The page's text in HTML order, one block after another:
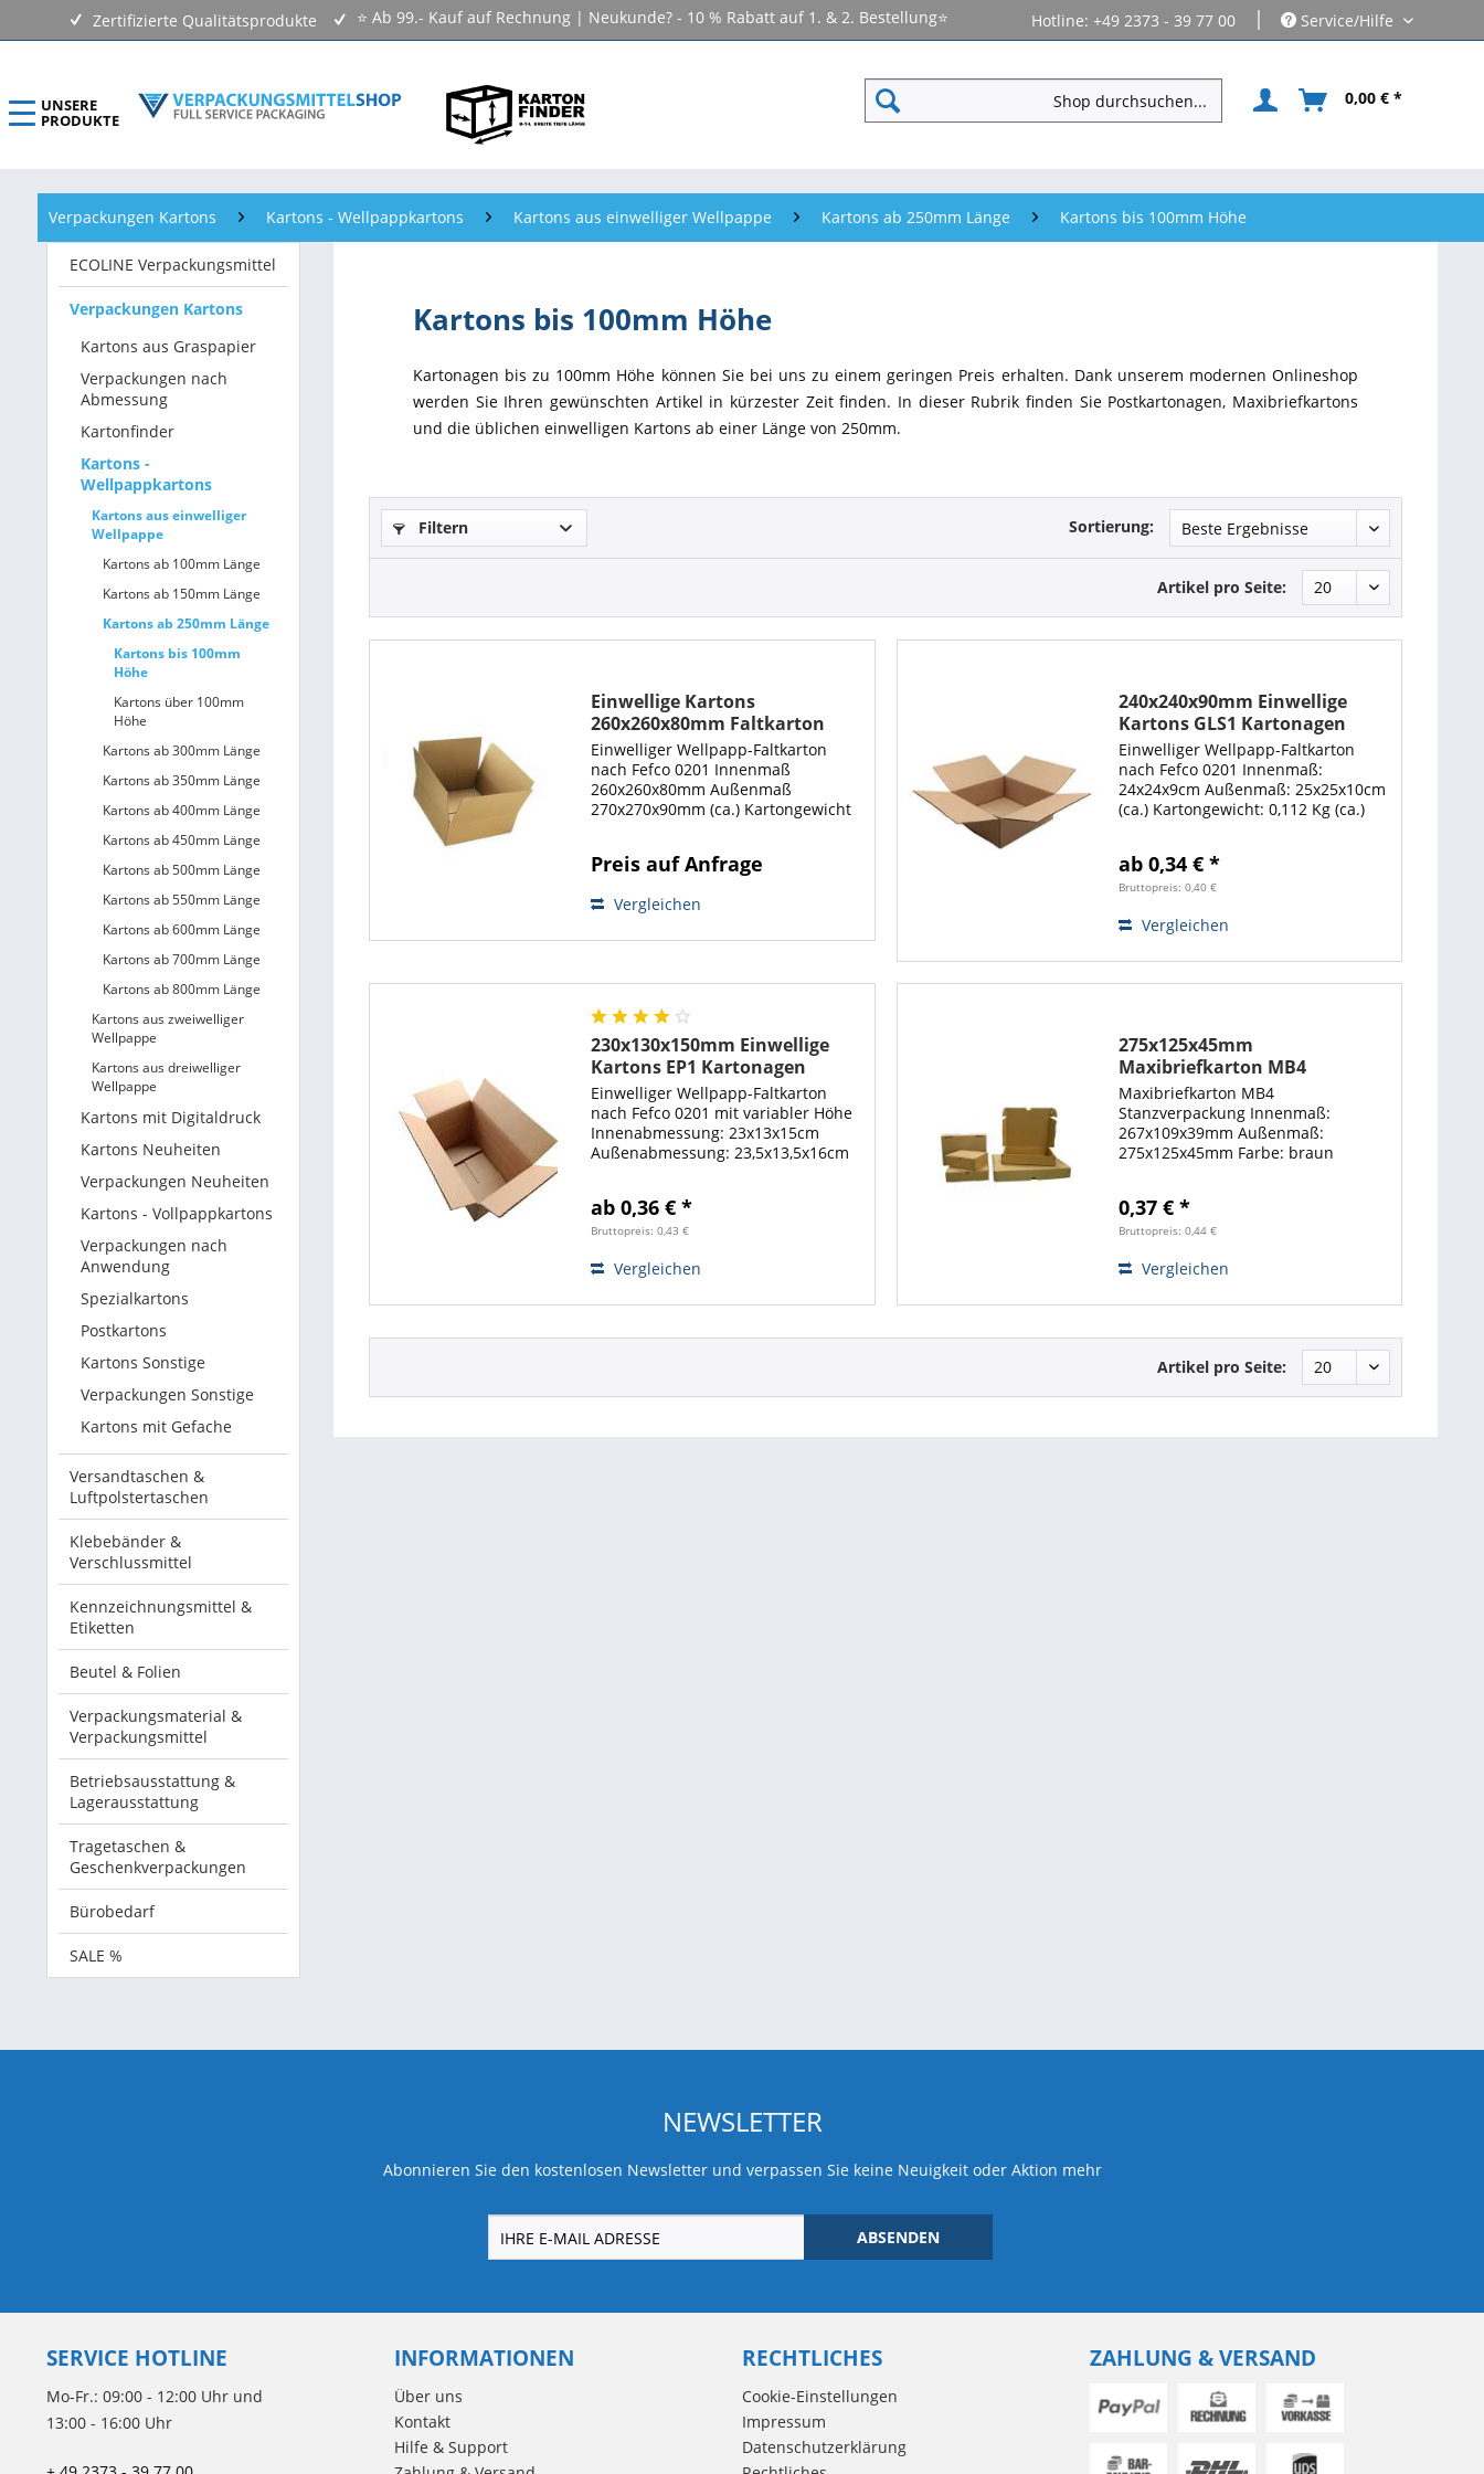
Zertifizierte Qualitätsprodukte ⭐ Ab 99.- Kauf auf Rechnung | Neukunde? - 10 % Rabatt auf 1. & 2. Bestellung⭐ Hotline: +49 2373 - 39 77 00 | Service/Hilfe
UNSERE
PRODUKTE
0,00 € *
ECOLINE Verpackungsmittel
Verpackungen Kartons
Versandtaschen & Luftpolstertaschen
Klebebänder & Verschlussmittel
Kennzeichnungsmittel & Etiketten
Beutel & Folien
Verpackungsmaterial & Verpackungsmittel
Betriebsausstattung & Lagerausstattung
Tragetaschen & Geschenkverpackungen
Verpackungen Kartons Kartons - Wellpappkartons Kartons aus einwelliger Wellpappe Kartons ab 250mm Länge Kartons bis 100mm Höhe
ECOLINE Verpackungsmittel
Verpackungen Kartons
Kartons aus Graspapier
Verpackungen nach
Abmessung
Kartonfinder
Kartons -
Wellpappkartons
Kartons aus einwelliger
Wellpappe
Kartons ab 100mm Länge
Kartons ab 150mm Länge
Kartons ab 250mm Länge
Kartons bis 100mm
Höhe
Kartons über 100mm
Höhe
Kartons ab 300mm Länge
Kartons ab 350mm Länge
Kartons ab 400mm Länge
Kartons ab 450mm Länge
Kartons ab 500mm Länge
Kartons ab 550mm Länge
Kartons ab 600mm Länge
Kartons ab 700mm Länge
Kartons ab 800mm Länge
Kartons aus zweiwelliger
Wellpappe
Kartons aus dreiwelliger
Wellpappe
Kartons mit Digitaldruck
Kartons Neuheiten
Verpackungen Neuheiten
Kartons - Vollpappkartons
Verpackungen nach
Anwendung
Spezialkartons
Postkartons
Kartons Sonstige
Verpackungen Sonstige
Kartons mit Gefache
Versandtaschen &
Luftpolstertaschen
Klebebänder &
Verschlussmittel
Kennzeichnungsmittel &
Etiketten
Beutel & Folien
Verpackungsmaterial &
Verpackungsmittel
Betriebsausstattung &
Lagerausstattung
Tragetaschen &
Geschenkverpackungen
Bürobedarf
SALE %
Kartons bis 100mm Höhe
Kartonagen bis zu 100mm Höhe können Sie bei uns zu einem geringen Preis erhalten. Dank unserem modernen Onlineshop
werden Sie Ihren gewünschten Artikel in kürzester Zeit finden. In dieser Rubrik finden Sie Postkartonagen, Maxibriefkartons
und die üblichen einwelligen Kartons ab einer Länge von 250mm.
Filtern Sortierung:
Artikel pro Seite:
Einwellige Kartons
260x260x80mm Faltkarton
Versandmaterial Kartonagen
Einwelliger Wellpapp-Faltkarton
nach Fefco 0201 Innenmaß
260x260x80mm Außenmaß
270x270x90mm (ca.) Kartongewicht
braunen ein-mal-gewellten
Preis auf Anfrage
Vergleichen
240x240x90mm Einwellige
Kartons GLS1 Kartonagen
Einwelliger Wellpapp-Faltkarton
nach Fefco 0201 Innenmaß:
24x24x9cm Außenmaß: 25x25x10cm
(ca.) Kartongewicht: 0,112 Kg (ca.)
einwelligen Wellpappkartons,
gefertigt aus C-Welle...
ab 0,34 € *
Bruttopreis: 0,40 €
Vergleichen
230x130x150mm Einwellige
Kartons EP1 Kartonagen
variable Höhe
Einwelliger Wellpapp-Faltkarton
nach Fefco 0201 mit variabler Höhe
Innenabmessung: 23x13x15cm
Außenabmessung: 23,5x13,5x16cm
Gurtmaß: 82,5cm Dieser Karton ist
in der...
ab 0,36 € *
Bruttopreis: 0,43 €
Vergleichen
275x125x45mm
Maxibriefkarton MB4
Postverpackungen
Maxibriefkarton MB4
Stanzverpackung Innenmaß:
267x109x39mm Außenmaß:
275x125x45mm Farbe: braun
eine Stanzverpackung, gefertigt aus
hochwertiger E-Welle. Zum
0,37 € *
Bruttopreis: 0,44 €
Vergleichen
Artikel pro Seite:
NEWSLETTER
Abonnieren Sie den kostenlosen Newsletter und verpassen Sie keine Neuigkeit oder Aktion mehr
ABSENDEN
SERVICE HOTLINE
Mo-Fr.: 09:00 - 12:00 Uhr und
13:00 - 16:00 Uhr
INFORMATIONEN
Über uns
Kontakt
Hilfe & Support
RECHTLICHES
Cookie-Einstellungen
Impressum
Datenschutzerklärung
ZAHLUNG & VERSAND